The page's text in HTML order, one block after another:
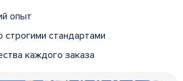
опыт
строгими стандартами
каждого заказа